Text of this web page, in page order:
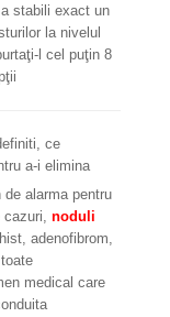
stabili exact un
la nivelul
l cel puţin 8
ce
a-i elimina
de alarma pentru
cazuri, noduli
adenofibrom,
medical care